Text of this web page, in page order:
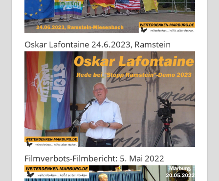
Oskar Lafontaine 24.6.2023, Ramstein
Filmverbots-Filmbericht: 5. Mai 2022